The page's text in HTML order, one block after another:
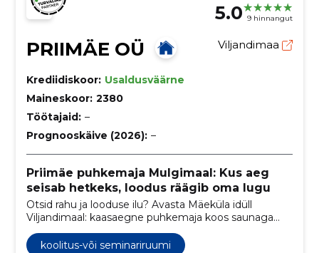
5.0 9 hinnangut
PRIIMÄE OÜ Viljandimaa
Krediidiskoor: Usaldusväärne
Maineskoor: 2380
Töötajaid: –
Prognooskäive (2026): –
Priimäe puhkemaja Mulgimaal: Kus aeg
seisab hetkeks, loodus räägib oma lugu
Otsid rahu ja looduse ilu? Avasta Mäeküla idüll
Viljandimaal: kaasaegne puhkemaja koos saunaga
looduskaunis keskkonnas. Tule naudi aega maha
võtta ja end täielikult laadida!
koolitus-või seminariruumi